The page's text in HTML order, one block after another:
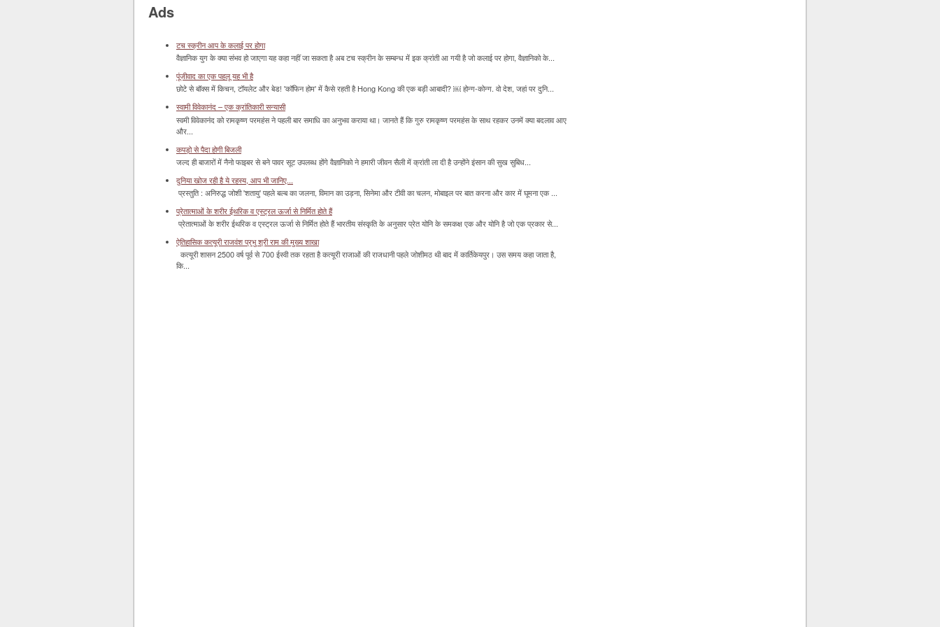
Ads
टच स्क्रीन आप के कलाई पर होगा
वैज्ञानिक युग के क्या संभव हो जाएगा यह कहा नहीं जा सकता है अब टच स्क्रीन के सम्बन्ध में इक क्रांती आ गयी है जो कलाई पर होगा, वैज्ञानिको के...
पूंजीवाद का एक पहलू यह भी है
छोटे से बॉक्‍स में किचन, टॉयलेट और बेड! 'कॉफिन होम' में कैसे रहती है Hong Kong की एक बड़ी आबादी? ￼ होन्ग-कोन्ग. वो देश, जहां पर दुनि...
स्वामी विवेकानंद – एक क्रांतिकारी सन्यासी
स्वमी विवेकानंद को रामकृष्ण परमहंस ने पहली बार समाधि का अनुभव कराया था। जानते हैं कि गुरु रामकृष्ण परमहंस के साथ रहकर उनमें क्या बदलाव आए
और...
कपड़ो से पैदा होगी बिजली
जल्द ही बाजारों में नैनो फाइबर से बने पावर सूट उपलब्ध होंगे वैज्ञानिको ने हमारी जीवन सैली में क्रांती ला दी है उन्होंने इंसान की सुख सुबिध...
दुनिया खोज रही है ये रहस्य, आप भी जानिए...
प्रस्तुति : अनिरुद्ध जोशी 'शतायु' पहले बल्ब का जलना, विमान का उड़ना, सिनेमा और टीवी का चलन, मोबाइल पर बात करना और कार में घूमना एक ...
प्रेतात्माओं के शरीर ईथरिक व एस्ट्रल ऊर्जा से निर्मित होते हैं
प्रेतात्माओं के शरीर ईथरिक व एस्ट्रल ऊर्जा से निर्मित होते हैं भारतीय संस्कृति के अनुसार प्रेत योनि के समकक्ष एक और योनि है जो एक प्रकार से...
ऐतिहासिक कत्यूरी राजवंश प्रभु श्री राम की मुख्य शाखा
कत्यूरी शासन 2500 वर्ष पूर्व से 700 ईस्वी तक रहता है कत्यूरी राजाओं की राजधानी पहले जोशीमठ थी बाद में कार्तिकेयपुर। उस समय कहा जाता है,
कि...